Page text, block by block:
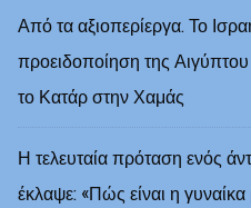
Από τα αξιοπερίεργα. Το
προειδοποίηση της
το Κατάρ στην Χαμάς
Η τελευταία πρόταση ενός
έκλαψε: «Πώς είναι η